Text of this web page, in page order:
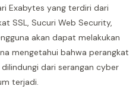
Exabytes yang terdiri dari
SSL, Sucuri Web Security,
akan dapat melakukan
mengetahui bahwa perangkat
dari serangan cyber
terjadi.